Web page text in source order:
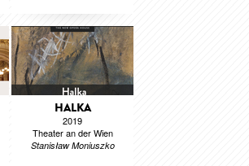
HALKA
2019
Theater an der Wien
Stanisław Moniuszko